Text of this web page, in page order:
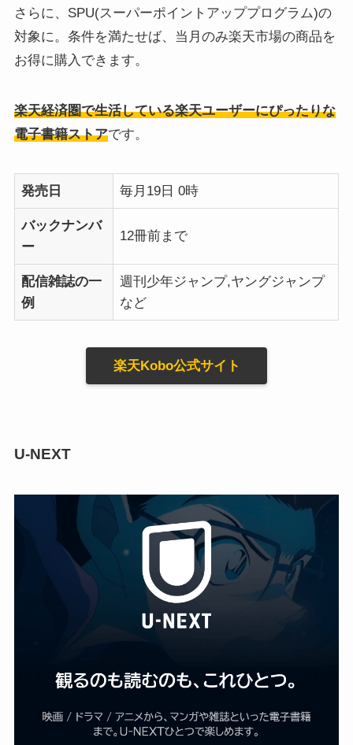
さらに、SPU(スーパーポイントアッププログラム)の
対象に。条件を満たせば、当月のみ楽天市場の商品を
お得に購入できます。
楽天経済圏で生活している楽天ユーザーにぴったりな
電子書籍ストアです。
発売日 毎月19日 0時
バックナンバ
ー
12冊前まで
配信雑誌の一
例
週刊少年ジャンプ,ヤングジャンプ
など
楽天Kobo公式サイト
U-NEXT